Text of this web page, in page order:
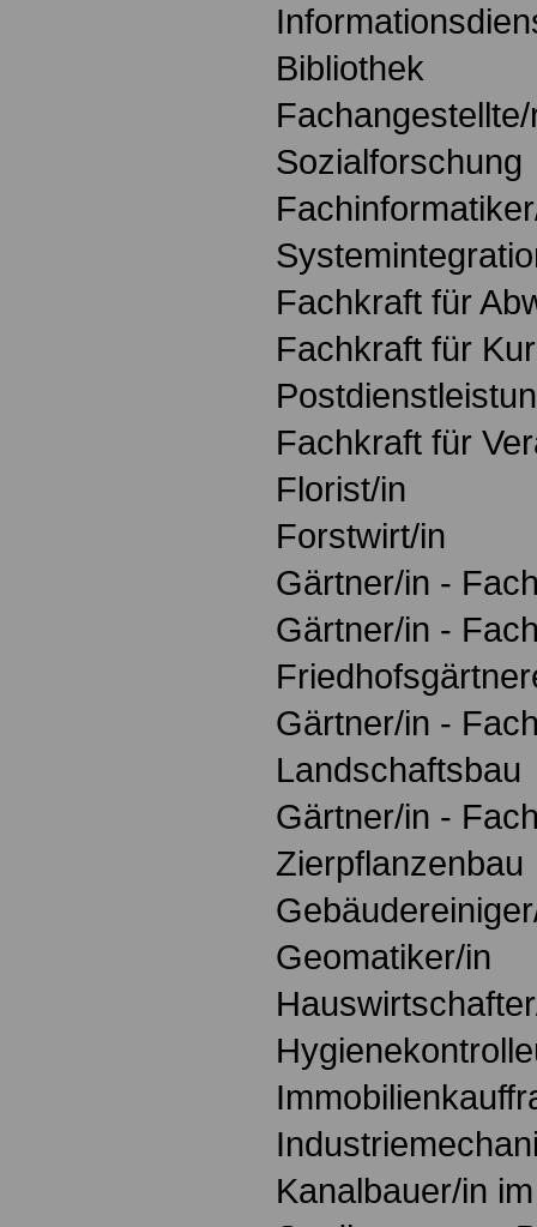
Bibliothek
Sozialforschung
Fachkraft für
Fachkraft für
Fachkraft für
Florist/in
Forstwirt/in
Gärtner/in -
Gärtner/in -
Gärtner/in -
Landschaftsbau
Gärtner/in -
Zierpflanzenbau
Geomatiker/in
Kanalbauer/in